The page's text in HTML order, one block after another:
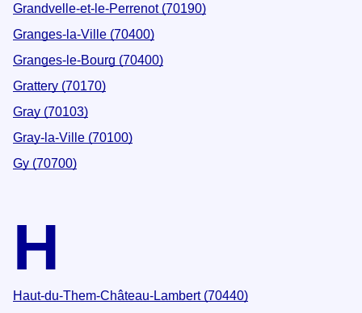
Grandvelle-et-le-Perrenot (70190)
Granges-la-Ville (70400)
Granges-le-Bourg (70400)
Grattery (70170)
Gray (70103)
Gray-la-Ville (70100)
Gy (70700)
H
Haut-du-Them-Château-Lambert (70440)